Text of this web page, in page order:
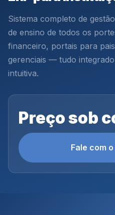
Sistema completo de
de ensino de todos os
financeiro, portais para
gerenciais — tudo
intuitiva.
Preço sob
Fale com